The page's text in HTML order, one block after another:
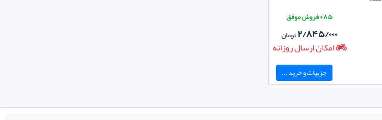
۸۵+ فروش موفق
۲/۸۴۵/۰۰۰تومان
امکان ارسال روزانه
جزییات و خرید ...